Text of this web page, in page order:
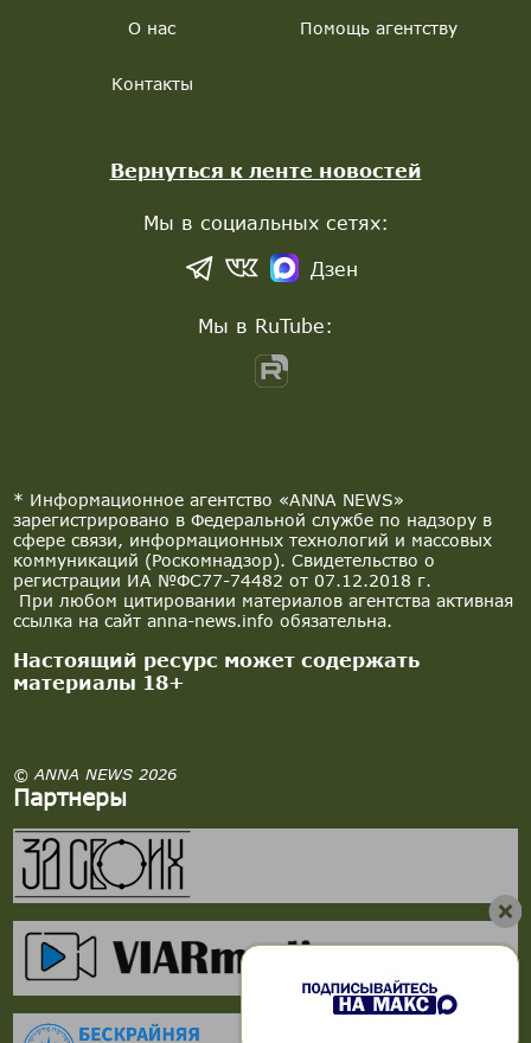
* Информационное агентство «ANNA NEWS»
зарегистрировано в Федеральной службе по надзору в
сфере связи, информационных технологий и массовых
коммуникаций (Роскомнадзор). Свидетельство о
регистрации ИА №ФС77-74482 от 07.12.2018 г.
При любом цитировании материалов агентства активная
ссылка на сайт anna-news.info обязательна.
Настоящий ресурс может содержать
материалы 18+
© ANNA NEWS 2026
Партнеры
О нас Помощь агентству
Контакты
Вернуться к ленте новостей
Мы в социальных сетях:
Дзен
Мы в RuTube: